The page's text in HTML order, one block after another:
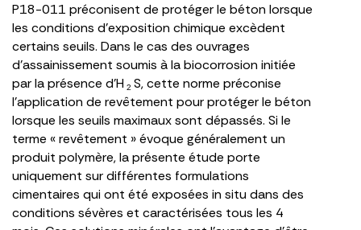
P18-011 préconisent de protéger le béton lorsque
les conditions d’exposition chimique excèdent
certains seuils. Dans le cas des ouvrages
d’assainissement soumis à la biocorrosion initiée
par la présence d’H 2 S, cette norme préconise
l’application de revêtement pour protéger le béton
lorsque les seuils maximaux sont dépassés. Si le
terme « revêtement » évoque généralement un
produit polymère, la présente étude porte
uniquement sur différentes formulations
cimentaires qui ont été exposées in situ dans des
conditions sévères et caractérisées tous les 4